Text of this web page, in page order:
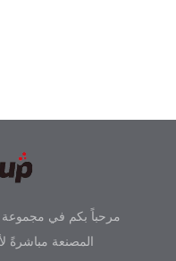
المصنعة مباشرةً